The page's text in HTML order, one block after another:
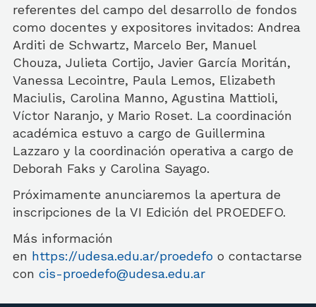
referentes del campo del desarrollo de fondos
como docentes y expositores invitados: Andrea
Arditi de Schwartz, Marcelo Ber, Manuel
Chouza, Julieta Cortijo, Javier García Moritán,
Vanessa Lecointre, Paula Lemos, Elizabeth
Maciulis, Carolina Manno, Agustina Mattioli,
Víctor Naranjo, y Mario Roset. La coordinación
académica estuvo a cargo de Guillermina
Lazzaro y la coordinación operativa a cargo de
Deborah Faks y Carolina Sayago.
Próximamente anunciaremos la apertura de
inscripciones de la VI Edición del PROEDEFO.
Más información
en https://udesa.edu.ar/proedefo o contactarse
con cis-proedefo@udesa.edu.ar